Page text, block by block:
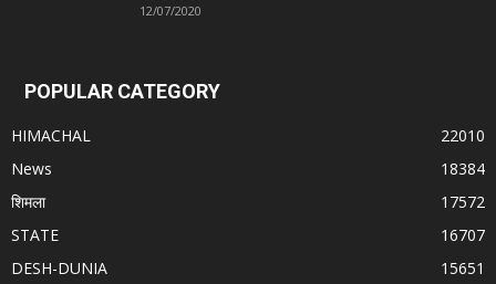
12/07/2020
POPULAR CATEGORY
HIMACHAL
22010
News
18384
शिमला
17572
STATE
16707
DESH-DUNIA
15651